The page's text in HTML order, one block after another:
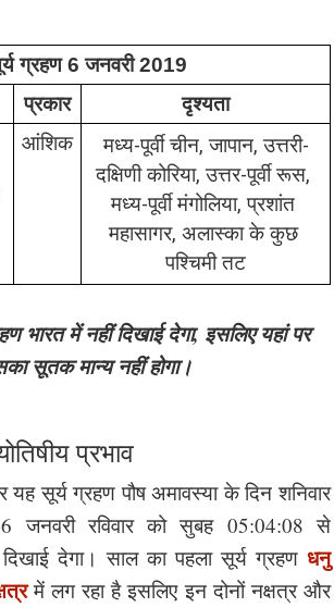
ग्रहण 6 जनवरी 2019
प्रकार
दृश्यता
आंशिक
मध्य-पूर्वी चीन, जापान, उत्तरी-
दक्षिणी कोरिया, उत्तर-पूर्वी रूस,
मध्य-पूर्वी मंगोलिया, प्रशांत
महासागर, अलास्का के कुछ
पश्चिमी तट
भारत में नहीं दिखाई देगा, इसलिए यहां पर
सूतक मान्य नहीं होगा।
प्रभाव
यह सूर्य ग्रहण पौष अमावस्या के दिन शनिवार
जनवरी रविवार को सुबह 05:04:08 से
देगा। साल का पहला सूर्य ग्रहण धनु
में लग रहा है इसलिए इन दोनों नक्षत्र और